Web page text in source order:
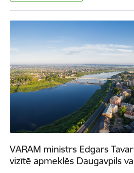
VARAM ministrs Edgars
vizītē apmeklēs Daugavpils